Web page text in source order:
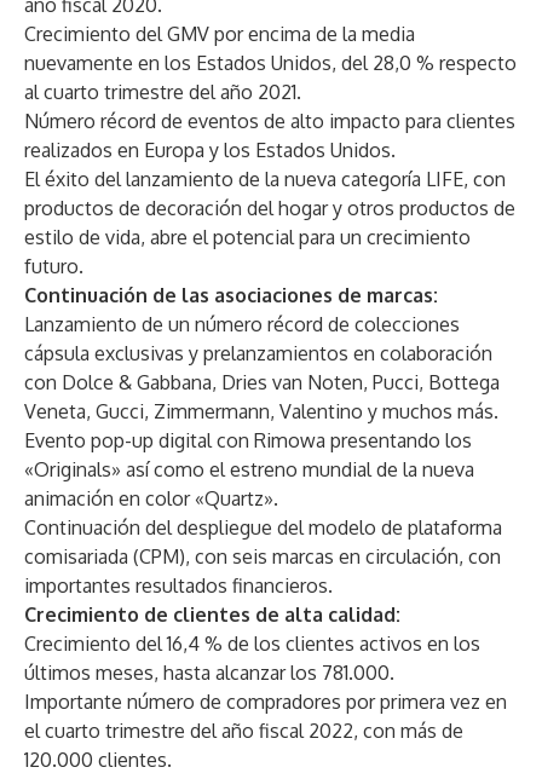
año fiscal 2020.
Crecimiento del GMV por encima de la media
nuevamente en los Estados Unidos, del 28,0 % respecto
al cuarto trimestre del año 2021.
Número récord de eventos de alto impacto para clientes
realizados en Europa y los Estados Unidos.
El éxito del lanzamiento de la nueva categoría LIFE, con
productos de decoración del hogar y otros productos de
estilo de vida, abre el potencial para un crecimiento
futuro.
Continuación de las asociaciones de marcas:
Lanzamiento de un número récord de colecciones
cápsula exclusivas y prelanzamientos en colaboración
con Dolce & Gabbana, Dries van Noten, Pucci, Bottega
Veneta, Gucci, Zimmermann, Valentino y muchos más.
Evento pop-up digital con Rimowa presentando los
«Originals» así como el estreno mundial de la nueva
animación en color «Quartz».
Continuación del despliegue del modelo de plataforma
comisariada (CPM), con seis marcas en circulación, con
importantes resultados financieros.
Crecimiento de clientes de alta calidad:
Crecimiento del 16,4 % de los clientes activos en los
últimos meses, hasta alcanzar los 781.000.
Importante número de compradores por primera vez en
el cuarto trimestre del año fiscal 2022, con más de
120.000 clientes.